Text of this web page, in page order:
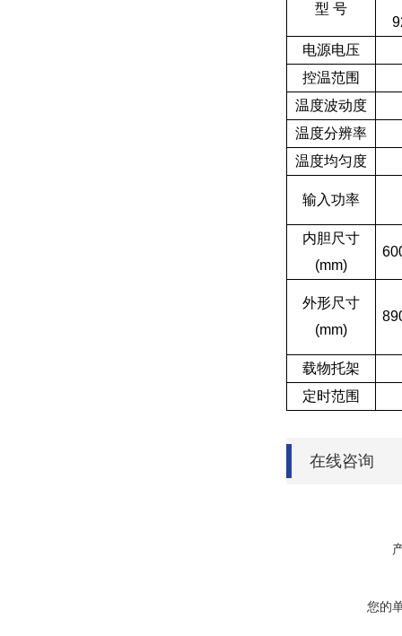
型 号
电源电压
控温范围
温度波动度
温度分辨率
温度均匀度
输入功率
内胆尺寸
(mm)
外形尺寸
(mm)
载物托架
定时范围
在线咨询
您的